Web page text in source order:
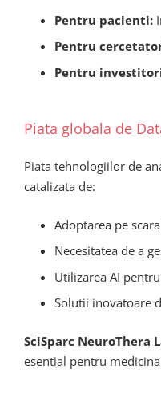
Pentru pacienti:
Pentru
Pentru
Piata globala de
Piata tehnologiilor de
catalizata de:
Adoptarea pe
Necesitatea de a
Utilizarea AI
Solutii inovatoare
SciSparc NeuroThera
esential pentru